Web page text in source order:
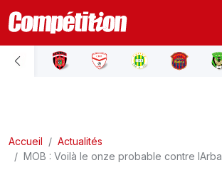
ACCUEIL
LIGUE 2
Accueil
Actualités
MOB : Voilà le onze probable contre lArba